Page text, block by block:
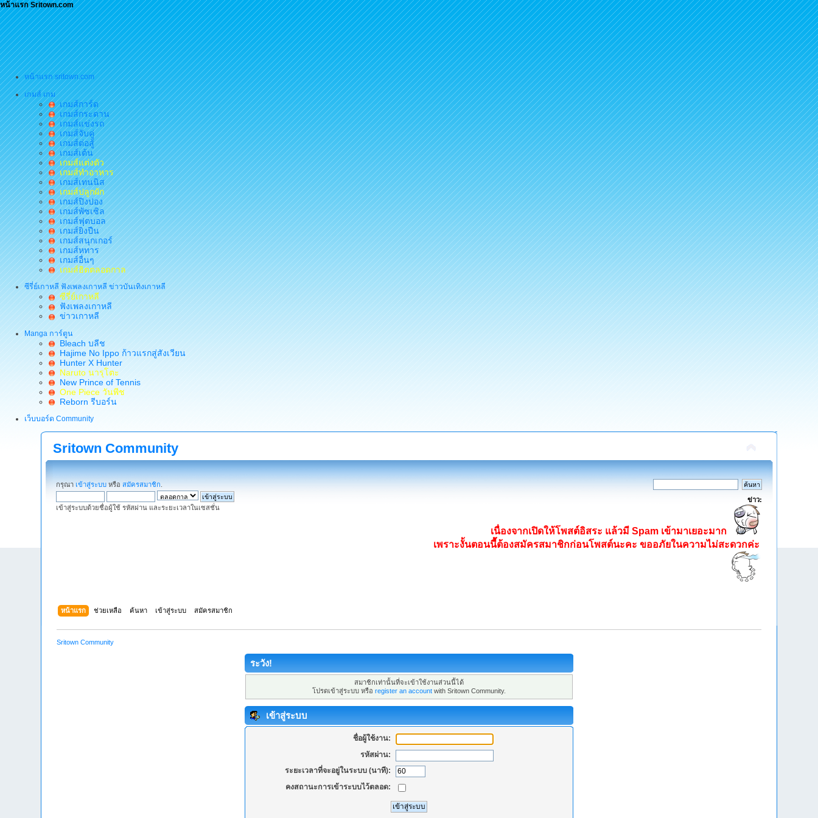
หน้าแรก Sritown.com
หน้าแรก sritown.com
เกมส์ เกม
เกมส์การ์ด
เกมส์กระดาน
เกมส์แข่งรถ
เกมส์จับคู่
เกมส์ต่อสู้
เกมส์เต้น
เกมส์แต่งตัว
เกมส์ทำอาหาร
เกมส์เทนนิส
เกมส์ปลูกผัก
เกมส์ปิงปอง
เกมส์พัซเซิล
เกมส์ฟุตบอล
เกมส์ยิงปืน
เกมส์สนุกเกอร์
เกมส์หทาร
เกมส์อื่นๆ
เกมส์ฮิตตลอดกาล
ซีรี่ย์เกาหลี ฟังเพลงเกาหลี ข่าวบันเทิงเกาหลี
ซีรี่ย์เกาหลี
ฟังเพลงเกาหลี
ข่าวเกาหลี
Manga การ์ตูน
Bleach บลีช
Hajime No Ippo ก้าวแรกสู่สังเวียน
Hunter X Hunter
Naruto นารุโตะ
New Prince of Tennis
One Piece วันพีช
Reborn รีบอร์น
เว็บบอร์ด Community
Sritown Community
กรุณา เข้าสู่ระบบ หรือสมัครสมาชิก
เข้าสู่ระบบด้วยชื่อผู้ใช้ รหัสผ่าน และระยะเวลาในเซสชั่น
ข่าว:
เนื่องจากเปิดให้โพสต์อิสระ แล้วมี Spam เข้ามาเยอะมาก
เพราะงั้นตอนนี้ต้องสมัครสมาชิกก่อนโพสต์นะคะ ขออภัยในความไม่สะดวกค่ะ
หน้าแรก ช่วยเหลือ ค้นหา เข้าสู่ระบบ สมัครสมาชิก
Sritown Community
ระวัง!
สมาชิกเท่านั้นที่จะเข้าใช้งานส่วนนี้ได้
โปรดเข้าสู่ระบบ หรือ register an account with Sritown Community.
เข้าสู่ระบบ
ชื่อผู้ใช้งาน:
รหัสผ่าน:
ระยะเวลาที่จะอยู่ในระบบ (นาที):
คงสถานะการเข้าระบบไว้ตลอด: